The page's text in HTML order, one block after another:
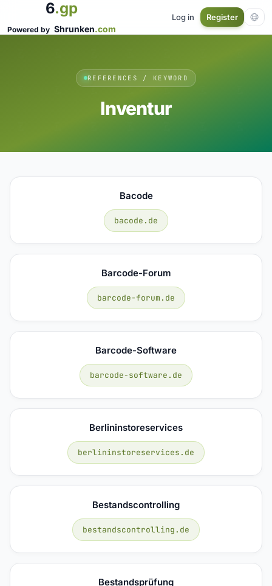
6.gp
Powered by Shrunken.com
Log in Register
REFERENCES / KEYWORD
Inventur
Bacode
bacode.de
Barcode-Forum
barcode-forum.de
Barcode-Software
barcode-software.de
Berlininstoreservices
berlininstoreservices.de
Bestandscontrolling
bestandscontrolling.de
Bestandsprüfung